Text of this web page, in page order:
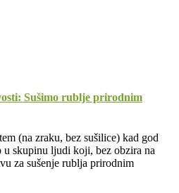
Sušimo rublje prirodnim
(na zraku, bez sušilice) kad god
u skupinu ljudi koji, bez obzira na
za sušenje rublja prirodnim